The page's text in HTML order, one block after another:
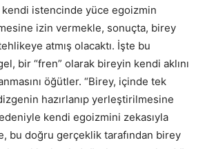
kendi istencinde yüce egoizmin
izin vermekle, sonuçta, birey
atmış olacaktı. İşte bu
bir “fren” olarak bireyin kendi aklını
öğütler. “Birey, içinde tek
hazırlanıp yerleştirilmesine
kendi egoizmini zekasıyla
bu doğru gerçeklik tarafından birey